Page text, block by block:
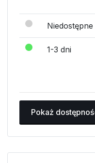
Niedostępne
1-3 dni
Pokaż